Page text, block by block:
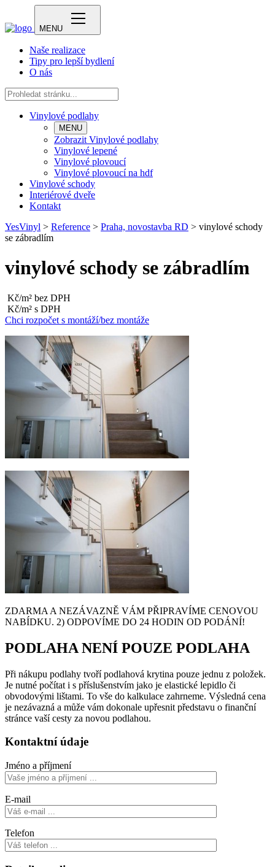
MENU
Naše realizace
Tipy pro lepší bydlení
O nás
Vinylové podlahy
MENU
Zobrazit Vinylové podlahy
Vinylové lepené
Vinylové plovoucí
Vinylové plovoucí na hdf
Vinylové schody
Interiérové dveře
Kontakt
YesVinyl > Reference > Praha, novostavba RD > vinylové schody
se zábradlím
vinylové schody se zábradlím
Kč/m² bez DPH
Kč/m² s DPH
Chci rozpočet s montáží/bez montáže
ZDARMA A NEZÁVAZNĚ VÁM PŘIPRAVÍME CENOVOU
NABÍDKU. 2) ODPOVÍME DO 24 HODIN OD PODÁNÍ!
PODLAHA NENÍ POUZE PODLAHA
Při nákupu podlahy tvoří podlahová krytina pouze jednu z položek.
Je nutné počítat i s příslušenstvím jako je elastické lepidlo či
obvodovými lištami. To vše do kalkulace zahrneme. Výsledná cena
je nezávazná a může vám dokonale upřesnit představu o finanční
stránce vaší cesty za novou podlahou.
Kontaktní údaje
Jméno a příjmení
E-mail
Telefon